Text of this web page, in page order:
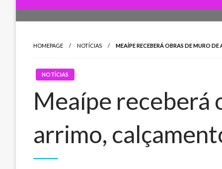
HOMEPAGE NOTÍCIAS MEAÍPE RECEBERÁ OBRAS DE MURO
NOTÍCIAS
Meaípe receberá
arrimo,